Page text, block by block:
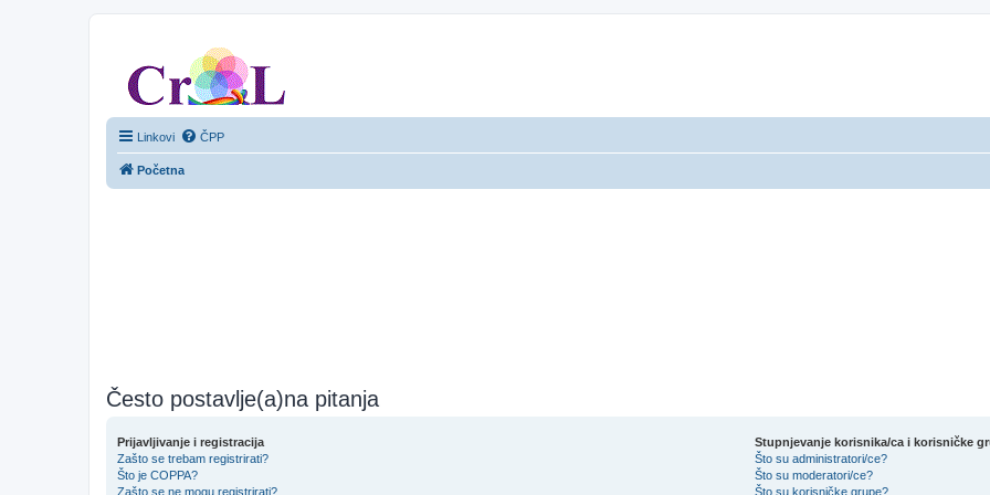
Linkovi ČPP
Početna
Često postavlje(a)na pitanja
Prijavljivanje i registracija
Zašto se trebam registrirati?
Što je COPPA?
Zašto se ne mogu registrirati?
Stupnjevanje korisnika/ca i korisničke
Što su administratori/ce?
Što su moderatori/ce?
Što su korisničke grupe?